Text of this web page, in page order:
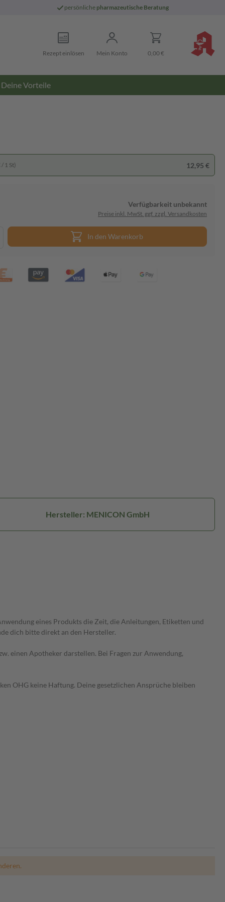
persönliche pharmazeutische Beratung
Rezept einlösen Mein Konto 0,00 €
Deine Vorteile
1 St) 12,95 €
Verfügbarkeit unbekannt
Preise inkl. MwSt. ggf. zzgl. Versandkosten
In den Warenkorb
Hersteller: MENICON GmbH
eines Produkts die Zeit, die Anleitungen, Etiketten und
dich bitte direkt an den Hersteller.
einen Apotheker darstellen. Bei Fragen zur Anwendung,
OHG keine Haftung. Deine gesetzlichen Ansprüche bleiben